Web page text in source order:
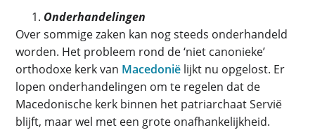
Onderhandelingen
Over sommige zaken kan nog steeds onderhandeld
worden. Het probleem rond de ‘niet canonieke’
orthodoxe kerk van Macedonië lijkt nu opgelost. Er
lopen onderhandelingen om te regelen dat de
Macedonische kerk binnen het patriarchaat Servië
blijft, maar wel met een grote onafhankelijkheid.